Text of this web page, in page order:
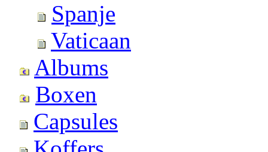
Spanje
Vaticaan
Albums
Boxen
Capsules